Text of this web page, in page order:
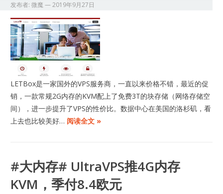
发布者:微魔—2019年9月27日
LETBox是一家国外的VPS服务商，一直以来价格不错，最近的促
销，一款常规2G内存的KVM配上了免费3T的块存储（网络存储空
间），进一步提升了VPS的性价比。数据中心在美国的洛杉矶，看
上去也比较美好… 阅读全文 »
#大内存# UltraVPS推4G内存
KVM，季付8.4欧元